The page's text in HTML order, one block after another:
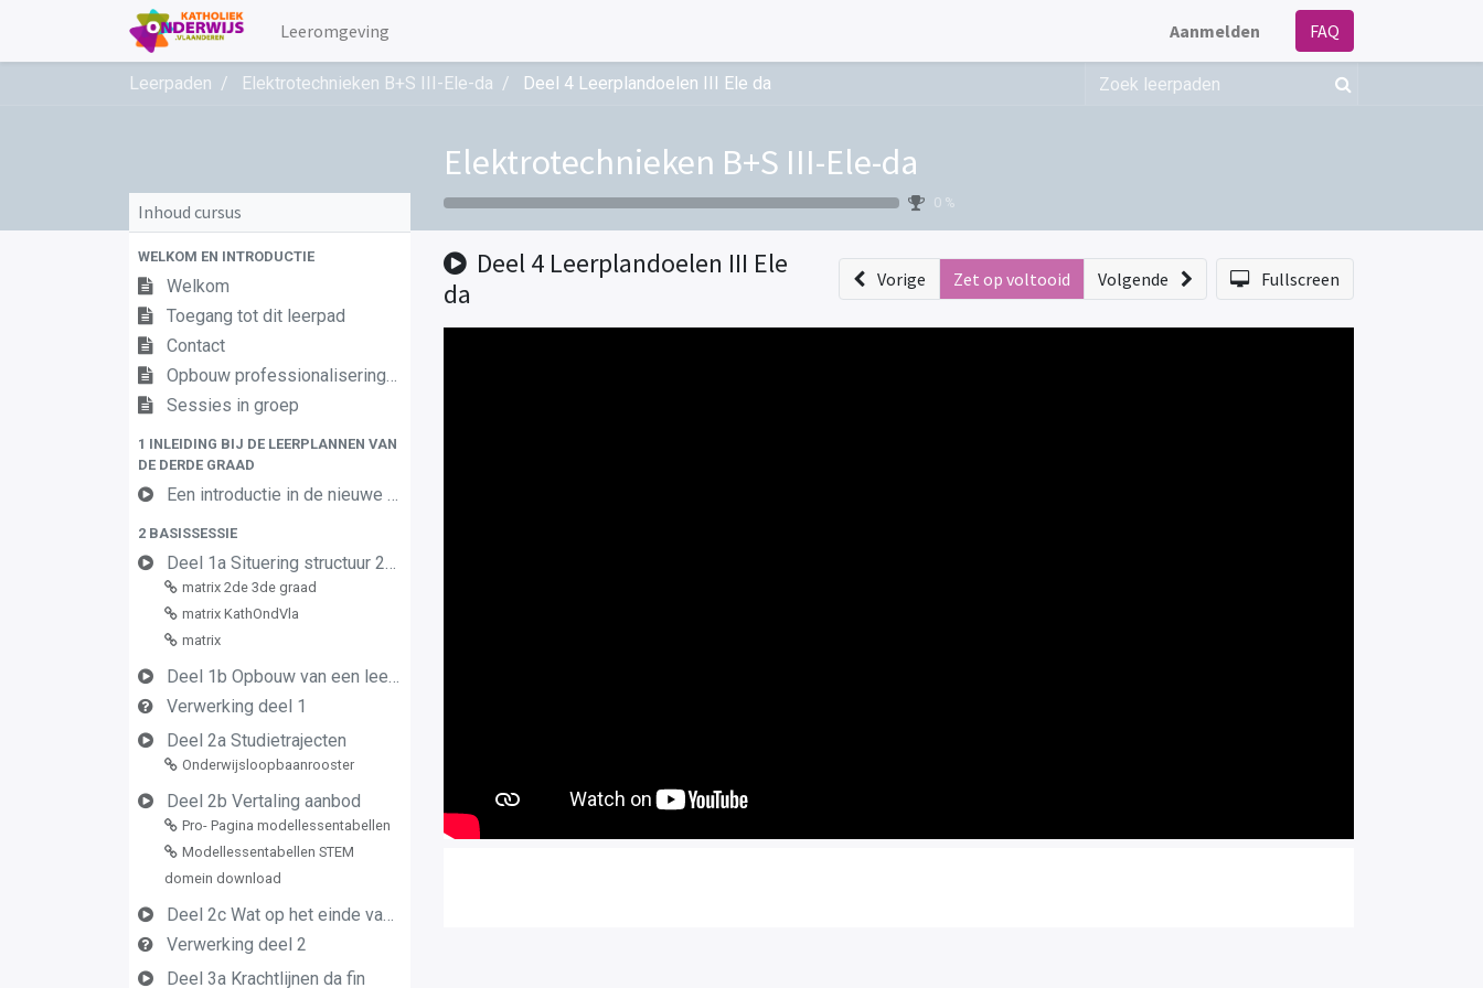
Leeromgeving Aanmelden FAQ
Leerpaden Elektrotechnieken B+S III-Ele-da Deel 4 Leerplandoelen III Ele da
Elektrotechnieken B+S III-Ele-da
0 %
Inhoud cursus
WELKOM EN INTRODUCTIE
Welkom
Toegang tot dit leerpad
Contact
Opbouw professionaliseringstraject
Sessies in groep
1 INLEIDING BIJ DE LEERPLANNEN VAN
DE DERDE GRAAD
Een introductie in de nieuwe leerplannen van de derde graad
2 BASISSESSIE
Deel 1a Situering structuur 2de en 3de graad
matrix 2de 3de graad
matrix KathOndVla
matrix
Deel 1b Opbouw van een leerplan vormingsconcept
Verwerking deel 1
Deel 2a Studietrajecten
Onderwijsloopbaanrooster
Deel 2b Vertaling aanbod
Pro- Pagina modellessentabellen
Modellessentabellen STEM
domein download
Deel 2c Wat op het einde van de graad
Verwerking deel 2
Deel 3a Krachtlijnen da fin
Deel 4 Leerplandoelen III Ele
da
Vorige Zet op voltooid Volgende Fullscreen